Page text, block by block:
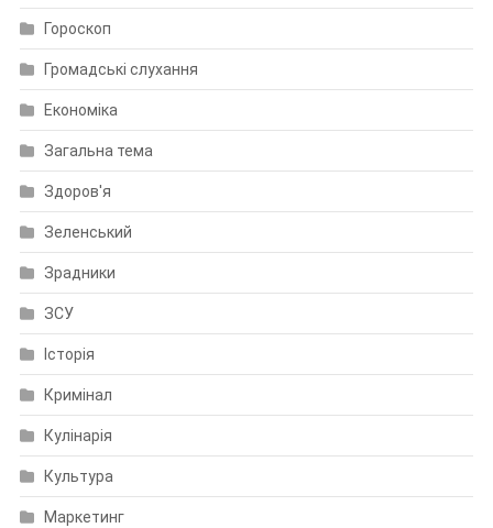
Гороскоп
Громадські слухання
Економіка
Загальна тема
Здоров'я
Зеленський
Зрадники
ЗСУ
Історія
Кримінал
Кулінарія
Культура
Маркетинг